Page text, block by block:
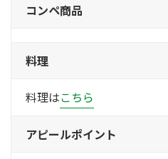
コンペ商品
料理
料理はこちら
アピールポイント